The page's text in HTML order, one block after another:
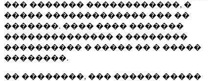
��� ������� ������������, �
����� ������������� ��� ��
�������. ���� ���� �������
�������������� � ��������
���������� � ����� �� � �����
��������.
�� ��������, ��� ������ �����